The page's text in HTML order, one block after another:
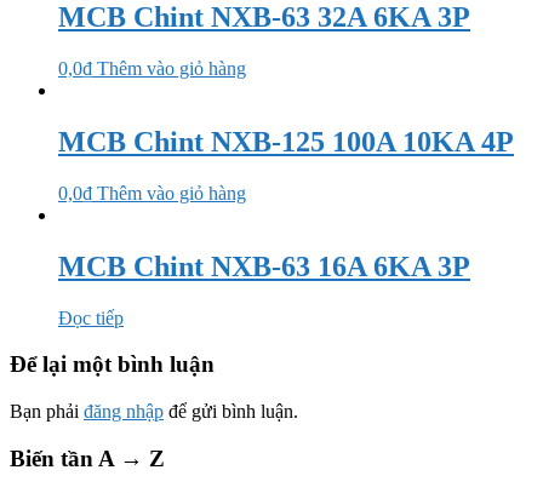
MCB Chint NXB-63 32A 6KA 3P
0,0₫ Thêm vào giỏ hàng
MCB Chint NXB-125 100A 10KA 4P
0,0₫ Thêm vào giỏ hàng
MCB Chint NXB-63 16A 6KA 3P
Đọc tiếp
Để lại một bình luận
Bạn phải đăng nhập để gửi bình luận.
Biến tần A → Z